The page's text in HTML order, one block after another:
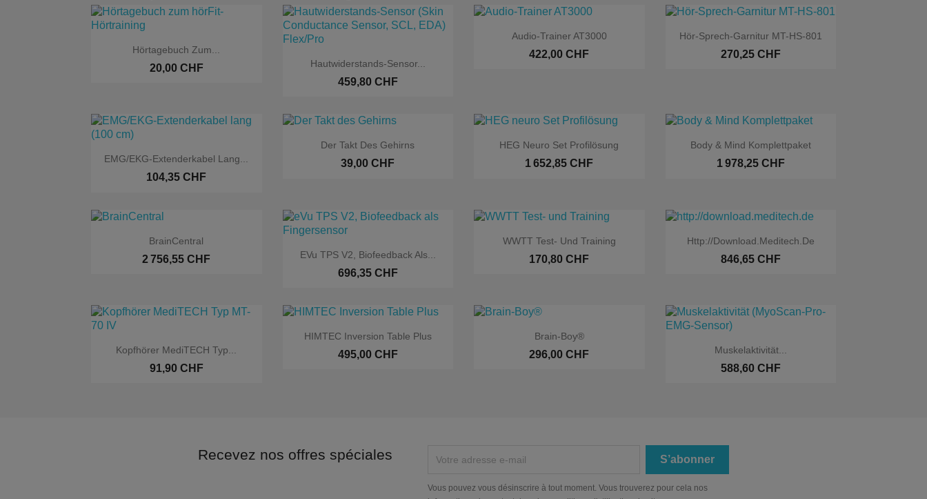
 Aperçu rapide
Hörtagebuch Zum...
20,00 CHF  Aperçu rapide
Hautwiderstands-Sensor...
459,80 CHF
 Aperçu rapide
Audio-Trainer AT3000
422,00 CHF
Exclusivité web
 Aperçu rapide
Hör-Sprech-Garnitur MT-HS-801
270,25 CHF
 Aperçu rapide
EMG/EKG-Extenderkabel Lang...
104,35 CHF
 Aperçu rapide
Der Takt Des Gehirns
39,00 CHF
 Aperçu rapide
HEG Neuro Set Profilösung
1 652,85 CHF
 Aperçu rapide
Body & Mind Komplettpaket
1 978,25 CHF
Aperçu rapide
BrainCentral
2 756,55 CHF
Exclusivité web
 Aperçu rapide
EVu TPS V2, Biofeedback Als...
696,35 CHF
 Aperçu rapide
WWTT Test- Und Training
170,80 CHF
 Aperçu rapide
Http://download.meditech.de
846,65 CHF
Exclusivité web
 Aperçu rapide
Kopfhörer MediTECH Typ...
91,90 CHF
 Aperçu rapide
HIMTEC Inversion Table Plus
495,00 CHF
Exclusivité web
Aperçu rapide
Brain-Boy®
296,00 CHF  Aperçu rapide
Muskelaktivität...
588,60 CHF
Recevez nos offres spéciales
Vous pouvez vous désinscrire à tout moment. Vous trouverez pour cela nos